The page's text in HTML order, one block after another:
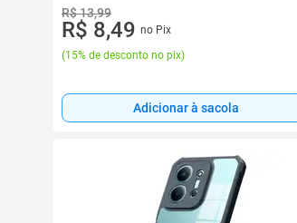
R$ 13,99
R$ 8,49 no Pix
(15% de desconto no pix)
Adicionar à sacola